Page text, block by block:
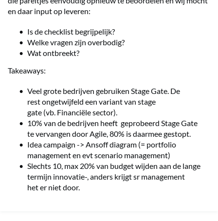
en daar input op leveren:
Is de checklist begrijpelijk?
Welke vragen zijn overbodig?
Wat ontbreekt?
Takeaways:
Veel grote bedrijven gebruiken Stage Gate. De
rest ongetwijfeld een variant van stage
gate (vb. Financiële sector).
10% van de bedrijven heeft geprobeerd Stage Gate
te vervangen door Agile, 80% is daarmee gestopt.
Idea campaign -> Ansoff diagram (= portfolio
management en evt scenario management)
Slechts 10, max 20% van budget wijden aan de lange
termijn innovatie-, anders krijgt sr management
het er niet door.